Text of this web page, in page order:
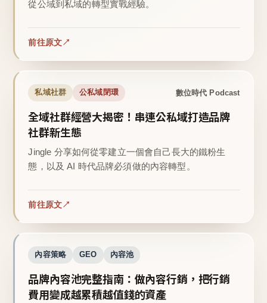
從公域到私域的轉型實戰經驗。
前往原文
私域社群 公私域閉環 數位時代 Podcast
全域社群經營大揭密！串連公私域打造品牌
社群新生態
Jingle 分享如何從零建立一個會自己長大的鐵粉生
態，以及 AI 時代品牌必須做的內容轉型。
前往原文
內容策略 GEO 內容池
品牌內容池完整指南：做內容行銷，把行銷
費用變成越累積越值錢的資產